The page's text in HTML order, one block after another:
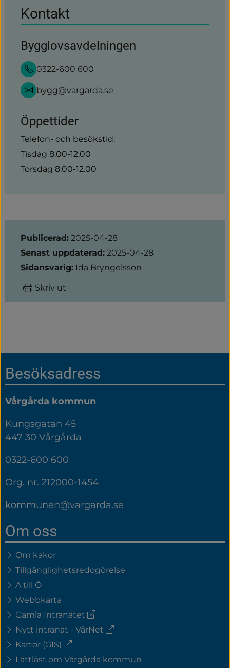
Kontakt
Bygglovsavdelningen
0322-600 600
bygg@vargarda.se
Öppettider
Telefon- och besökstid:
Tisdag 8.00-12.00
Torsdag 8.00-12.00
Sidinformation
Publicerad: 2025-04-28
Senast uppdaterad: 2025-04-28
Sidansvarig: Ida Bryngelsson
Skriv ut
Sidfot
Besöksadress
Vårgårda kommun
Kungsgatan 45
447 30 Vårgårda
0322-600 600
Org. nr. 212000-1454
kommunen@vargarda.se
Om oss
Om kakor
Tillgänglighetsredogörelse
A till Ö
Webbkarta
Gamla Intranätet (extern
länk)
Nytt intranät - VårNet (extern
Kartor (GIS) (extern
länk)
Lättläst om Vårgårda kommun